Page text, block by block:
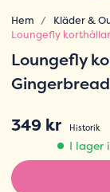
Hem Kläder &
Loungefly
Loungefly
Gingerbread
349 kr
Historik
I lager